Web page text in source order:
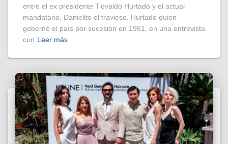
entre el ex presidente Tiovaldo Hurtado y el actual
mandatario, Danielito el travieso. Hurtado quien
gobernó el país por sucesión en 1981, en una entrevista
con Leer más